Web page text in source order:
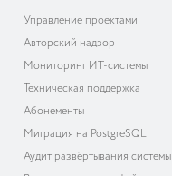
Управление проектами
Авторский надзор
Мониторинг ИТ-системы
Техническая поддержка
Абонементы
Миграция на PostgreSQL
Аудит развёртывания системы